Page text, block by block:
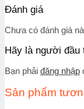
Đánh giá
Chưa có đánh giá
Hãy là người đầu
Bạn phải đăng nhập
Sản phẩm